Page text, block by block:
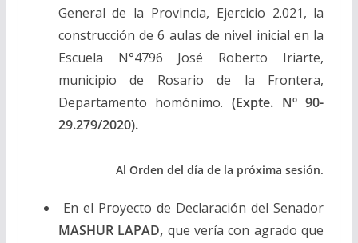
General de la Provincia, Ejercicio 2.021, la
construcción de 6 aulas de nivel inicial en la
Escuela N°4796 José Roberto Iriarte,
municipio de Rosario de la Frontera,
Departamento homónimo. (Expte. Nº 90-
29.279/2020).
Al Orden del día de la próxima sesión.
En el Proyecto de Declaración del Senador
MASHUR LAPAD, que vería con agrado que